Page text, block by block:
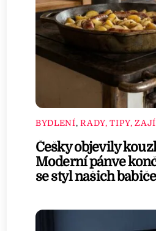
BYDLENÍ,RADY, TIPY,
Češky objevily
Moderní pánve
se styl našich